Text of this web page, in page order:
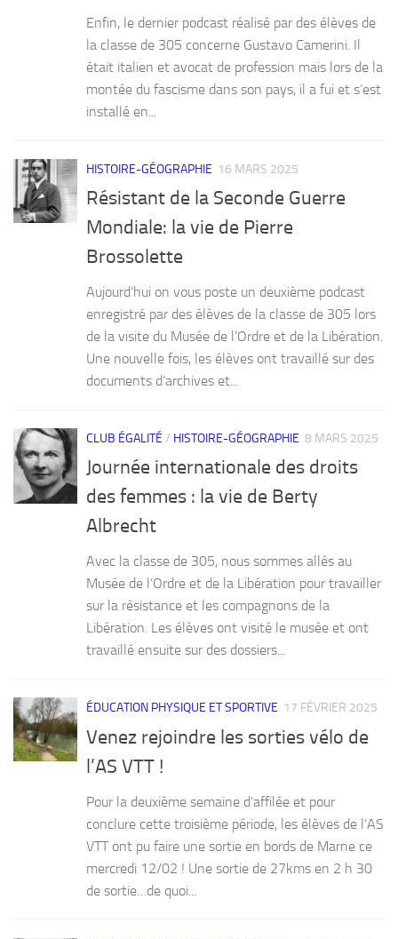
Enfin, le dernier podcast réalisé par des élèves de
la classe de 305 concerne Gustavo Camerini. Il
était italien et avocat de profession mais lors de la
montée du fascisme dans son pays, il a fui et s’est
installé en...
HISTOIRE-GÉOGRAPHIE 16 MARS 2025
Résistant de la Seconde Guerre
Mondiale: la vie de Pierre
Brossolette
Aujourd’hui on vous poste un deuxième podcast
enregistré par des élèves de la classe de 305 lors
de la visite du Musée de l’Ordre et de la Libération.
Une nouvelle fois, les élèves ont travaillé sur des
documents d’archives et...
CLUB ÉGALITÉ / HISTOIRE-GÉOGRAPHIE 8 MARS 2025
Journée internationale des droits
des femmes : la vie de Berty
Albrecht
Avec la classe de 305, nous sommes allés au
Musée de l’Ordre et de la Libération pour travailler
sur la résistance et les compagnons de la
Libération. Les élèves ont visité le musée et ont
travaillé ensuite sur des dossiers...
ÉDUCATION PHYSIQUE ET SPORTIVE 17 FÉVRIER 2025
Venez rejoindre les sorties vélo de
l’AS VTT !
Pour la deuxième semaine d’affilée et pour
conclure cette troisième période, les élèves de l’AS
VTT ont pu faire une sortie en bords de Marne ce
mercredi 12/02 ! Une sortie de 27kms en 2 h 30
de sortie…de quoi...